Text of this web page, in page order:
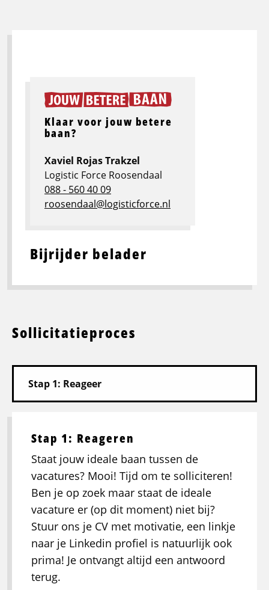
Bijrijder belader
Klaar voor jouw betere
baan?
Xaviel Rojas Trakzel
Logistic Force Roosendaal
088 - 560 40 09
roosendaal@logisticforce.nl
Sollicitatieproces
Stap 1: Reageren
Staat jouw ideale baan tussen de
vacatures? Mooi! Tijd om te solliciteren!
Ben je op zoek maar staat de ideale
vacature er (op dit moment) niet bij?
Stuur ons je CV met motivatie, een linkje
naar je Linkedin profiel is natuurlijk ook
prima! Je ontvangt altijd een antwoord
terug.